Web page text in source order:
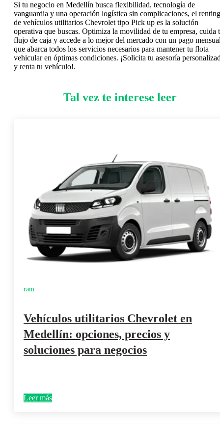
Si tu negocio en Medellín busca flexibilidad, tecnología de
vanguardia y una operación logística sin complicaciones, el renting
de vehículos utilitarios Chevrolet tipo Pick up es la solución
operativa que buscas. Optimiza la movilidad de tu empresa, cuida
flujo de caja y accede a lo mejor del mercado con un pago
que abarca todos los servicios necesarios para mantener tu flota
vehicular en óptimas condiciones. ¡Solicita tu asesoría
y renta tu vehículo!.
Tal vez te interese leer
ram
Vehículos utilitarios Chevrolet en
Medellín: opciones, precios y
soluciones para negocios
Leer más